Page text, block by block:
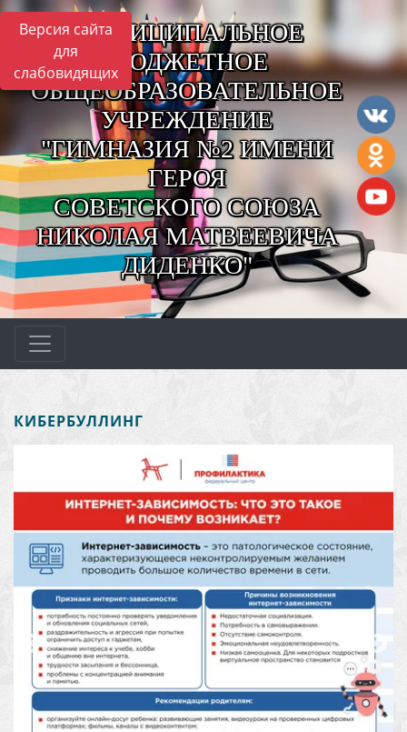
Версия сайта
для
слабовидящих
МУНИЦИПАЛЬНОЕ
БЮДЖЕТНОЕ
ОБЩЕОБРАЗОВАТЕЛЬНОЕ
УЧРЕЖДЕНИЕ
"ГИМНАЗИЯ №2 ИМЕНИ
ГЕРОЯ
СОВЕТСКОГО СОЮЗА
НИКОЛАЯ МАТВЕЕВИЧА
ДИДЕНКО"
КИБЕРБУЛЛИНГ